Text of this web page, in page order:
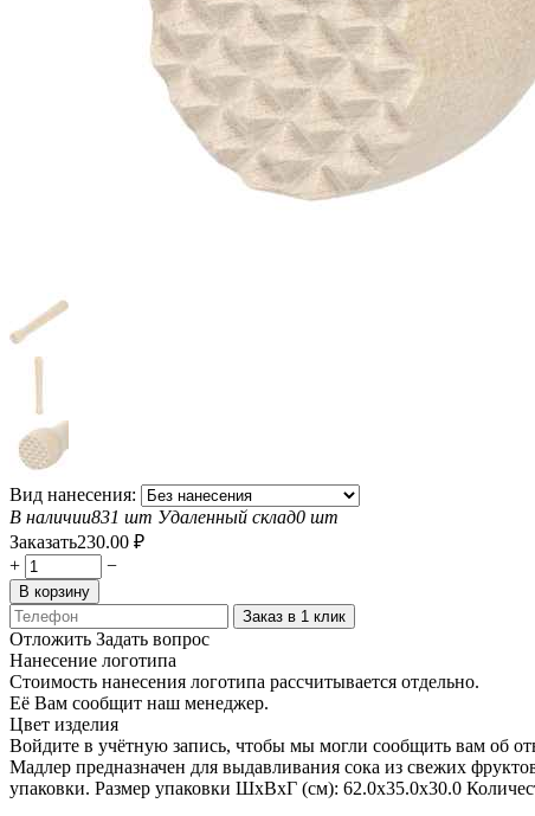
Вид нанесения:
В наличии831 шт Удаленный склад0 шт
Заказать230.00 ₽
+
−
В корзину
Заказ в 1 клик
Отложить Задать вопрос
Нанесение логотипа
Стоимость нанесения логотипа рассчитывается отдельно.
Её Вам сообщит наш менеджер.
Цвет изделия
Войдите в учётную запись, чтобы мы могли сообщить вам об
Мадлер предназначен для выдавливания сока из свежих
упаковки. Размер упаковки ШxВxГ (см): 62.0x35.0x30.0